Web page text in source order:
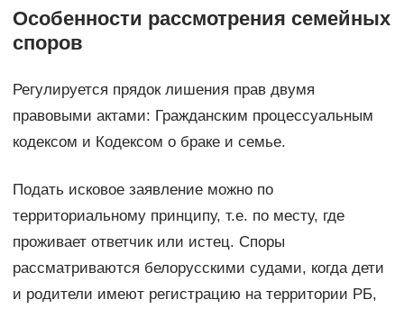
Особенности рассмотрения семейных
споров
Регулируется прядок лишения прав двумя
правовыми актами: Гражданским процессуальным
кодексом и Кодексом о браке и семье.
Подать исковое заявление можно по
территориальному принципу, т.е. по месту, где
проживает ответчик или истец. Споры
рассматриваются белорусскими судами, когда дети
и родители имеют регистрацию на территории РБ,